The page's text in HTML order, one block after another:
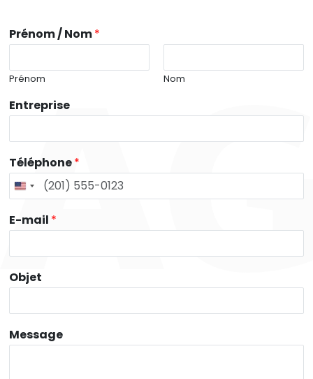
Prénom / Nom*
Prénom Nom
Entreprise
Téléphone*
E-mail *
Objet
Message